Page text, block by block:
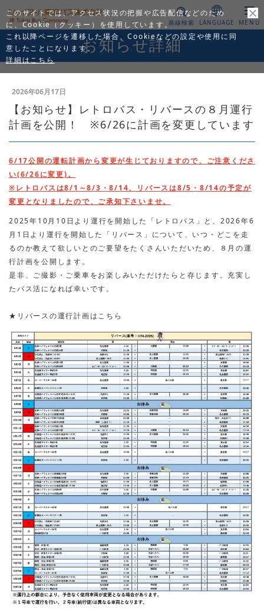
このサイトでは、アクセス状況の把握や広告配信などのため
に、Cookie（クッキー）を使用しています。
これ以降ページを遷移した場合、Cookieなどの設定や使用に同
意したことになります。
詳細はこちら
路線検索 LANGUAGE MENU
お知らせ詳細
2026年06月17日
【お知らせ】レトロバス・リバースの８月運行
計画を公開！ ※6/26に計画を変更しています
6/17公開の運転計画から変更が生じておりますので、ご注意くださ
い(6/26に変更)。
※レトロバスは8/1～8/3・8/14、リバースは8/5・8/14の予定が
変更となりましたので、ご承知下さいませ。
2025年10月10日より運行を開始した「レトロバス」と、2026年6
月1日より運行を開始した「リバース」について、 いつ・どこを走
るのか教えて欲しいとのご要望をたくさんいただいため、８月の運
行計画を公開します。
是非、ご撮影・ご乗車をお楽しみいただけたらと存じます。充実し
たバス活になれば幸いです。
★リバースの運行計画はこちら